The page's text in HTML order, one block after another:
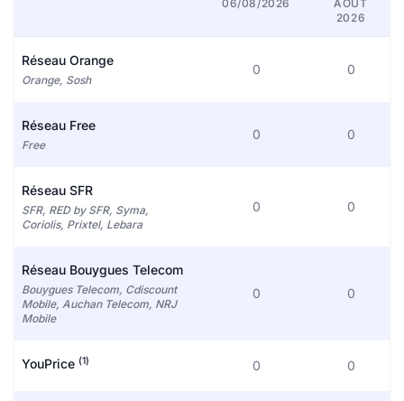
06/08/2026
AOÛT
2026
Réseau Orange
Orange, Sosh
0 0
Réseau Free
Free
0 0
Réseau SFR
SFR, RED by SFR, Syma,
Coriolis, Prixtel, Lebara
0 0
Réseau Bouygues Telecom
Bouygues Telecom, Cdiscount
Mobile, Auchan Telecom, NRJ
Mobile
0 0
YouPrice (1) 0 0